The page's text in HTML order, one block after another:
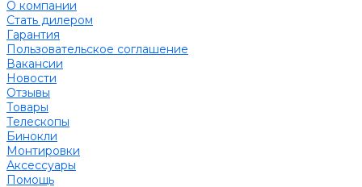
О компании
Стать дилером
Гарантия
Пользовательское соглашение
Вакансии
Новости
Отзывы
Товары
Телескопы
Бинокли
Монтировки
Аксессуары
Помощь